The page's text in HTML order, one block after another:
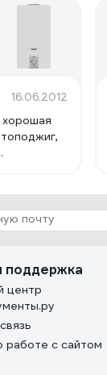
16.06.2012
поддержка
центр
с сайтом